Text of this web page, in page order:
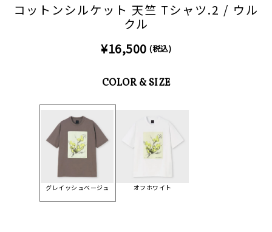
コットンシルケット 天竺 Tシャツ.2 / ウル
クル
¥16,500 (税込)
COLOR & SIZE
グレイッシュベージュ オフホワイト